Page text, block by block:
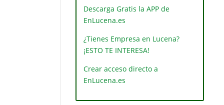
Descarga Gratis la APP de
EnLucena.es
¿Tienes Empresa en Lucena?
¡ESTO TE INTERESA!
Crear acceso directo a
EnLucena.es